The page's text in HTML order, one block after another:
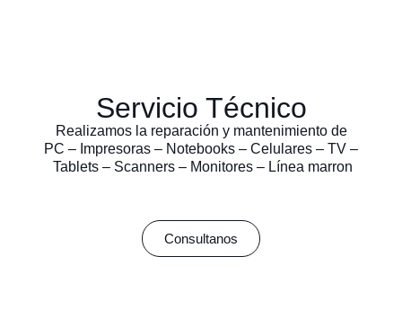
Servicio Técnico
Realizamos la reparación y mantenimiento de
PC – Impresoras – Notebooks – Celulares – TV –
Tablets – Scanners – Monitores – Línea marron
Consultanos